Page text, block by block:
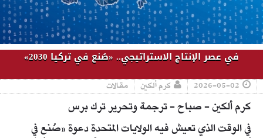
في عصر الإنتاج الاستراتيجي.. «صُنع في تركيا 2030»
2026-05-02 كرم ألكين مقالات
كرم ألكين - صباح - ترجمة وتحرير ترك برس
في الوقت الذي تعيش فيه الولايات المتحدة دعوة «صُنع في